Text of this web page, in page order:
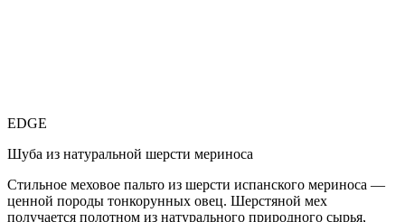
EDGE
Шуба из натуральной шерсти мериноса
Стильное меховое пальто из шерсти испанского мериноса —
ценной породы тонкорунных овец. Шерстяной мех
получается полотном из натурального природного сырья,